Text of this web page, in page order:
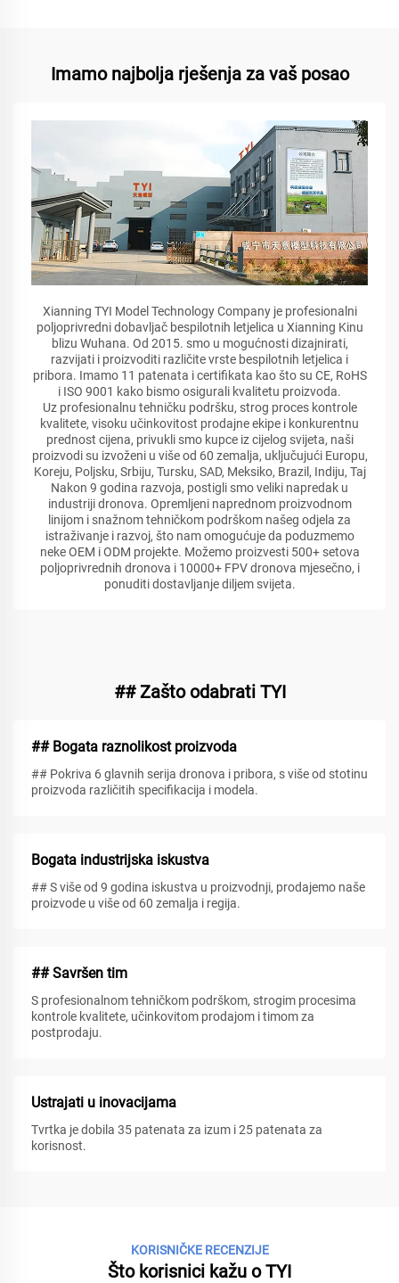
Imamo najbolja rješenja za vaš posao
Xianning TYI Model Technology Company je profesionalni
poljoprivredni dobavljač bespilotnih letjelica u Xianning Kinu
blizu Wuhana. Od 2015. smo u mogućnosti dizajnirati,
razvijati i proizvoditi različite vrste bespilotnih letjelica i
pribora. Imamo 11 patenata i certifikata kao što su CE, RoHS
i ISO 9001 kako bismo osigurali kvalitetu proizvoda.
Uz profesionalnu tehničku podršku, strog proces kontrole
kvalitete, visoku učinkovitost prodajne ekipe i konkurentnu
prednost cijena, privukli smo kupce iz cijelog svijeta, naši
proizvodi su izvoženi u više od 60 zemalja, uključujući Europu,
Koreju, Poljsku, Srbiju, Tursku, SAD, Meksiko, Brazil, Indiju, Taj
Nakon 9 godina razvoja, postigli smo veliki napredak u
industriji dronova. Opremljeni naprednom proizvodnom
linijom i snažnom tehničkom podrškom našeg odjela za
istraživanje i razvoj, što nam omogućuje da poduzmemo
neke OEM i ODM projekte. Možemo proizvesti 500+ setova
poljoprivrednih dronova i 10000+ FPV dronova mjesečno, i
ponuditi dostavljanje diljem svijeta.
## Zašto odabrati TYI
## Bogata raznolikost proizvoda
## Pokriva 6 glavnih serija dronova i pribora, s više od stotinu
proizvoda različitih specifikacija i modela.
Bogata industrijska iskustva
## S više od 9 godina iskustva u proizvodnji, prodajemo naše
proizvode u više od 60 zemalja i regija.
## Savršen tim
S profesionalnom tehničkom podrškom, strogim procesima
kontrole kvalitete, učinkovitom prodajom i timom za
postprodaju.
Ustrajati u inovacijama
Tvrtka je dobila 35 patenata za izum i 25 patenata za
korisnost.
KORISNIČKE RECENZIJE
Što korisnici kažu o TYI